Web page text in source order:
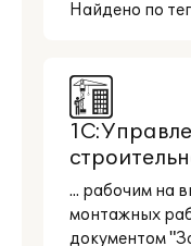
Найдено по
... рабочим на
монтажных
документом